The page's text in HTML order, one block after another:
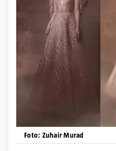
Foto: Zuhair Murad